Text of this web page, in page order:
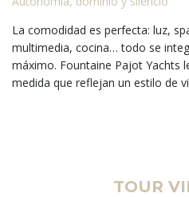
La comodidad es perfecta: luz,
multimedia, cocina… todo se
máximo. Fountaine Pajot Yachts
medida que reflejan un estilo de
TOUR